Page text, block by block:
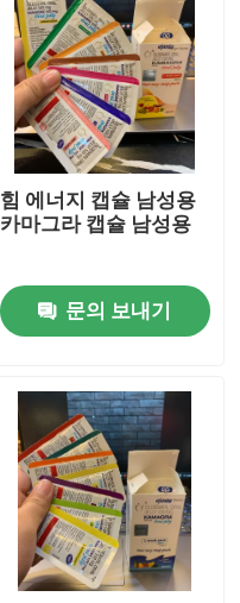
힘 에너지 캡슐 남성용
카마그라 캡슐 남성용
문의 보내기